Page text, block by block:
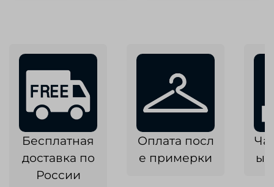
Бесплатная
доставка по
России
Оплата посл
е примерки